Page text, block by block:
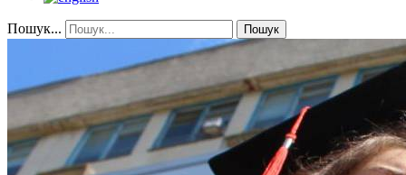
Пошук... Пошук